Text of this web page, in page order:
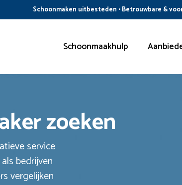
Schoonmaken uitbesteden • Betrouwbare &
Schoonmaakhulp
zoeken
service
bedrijven
vergelijken